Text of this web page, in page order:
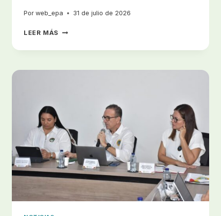
Por web_epa 31 de julio de 2026
LEER MÁS AVISO
PROCESO
POPULAR
2026-
00111-
00
DEMANDANTE
IRINA
SINMING,
DEMANDADOS
DISTRITO